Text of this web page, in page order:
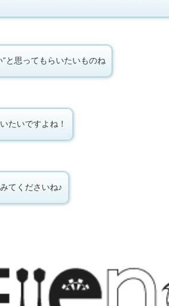
と思ってもらいたいものね
たいですよね！
てくださいね♪